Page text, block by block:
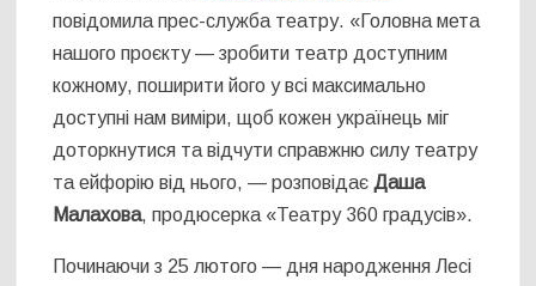
повідомила прес-служба театру. «Головна мета
нашого проєкту — зробити театр доступним
кожному, поширити його у всі максимально
доступні нам виміри, щоб кожен українець міг
доторкнутися та відчути справжню силу театру
та ейфорію від нього, — розповідаєДаша
Малахова, продюсерка «Театру 360 градусів».
Починаючи з 25 лютого — дня народження Лесі